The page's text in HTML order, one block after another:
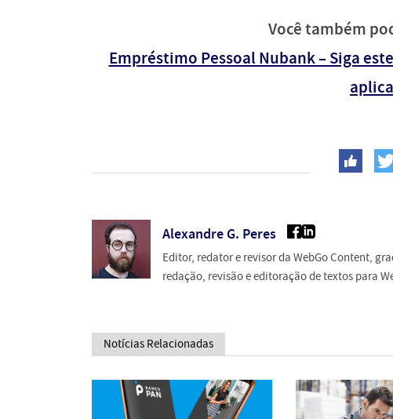
Você também
Empréstimo Pessoal Nubank – Siga
Alexandre G. Peres
Editor, redator e revisor da WebGo Content,
redação, revisão e editoração de textos para
Notícias Relacionadas